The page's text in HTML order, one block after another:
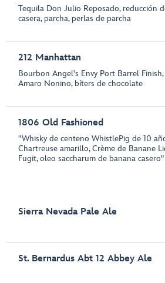
Tequila Don Julio Reposado, reducción
casera, parcha, perlas de parcha
212 Manhattan
Bourbon Angel's Envy Port Barrel
Amaro Nonino, bíters de chocolate
1806 Old Fashioned
"Whisky de centeno WhistlePig de 10
Chartreuse amarillo, Crème de Banane
Fugit, oleo saccharum de banana casero"
Sierra Nevada Pale Ale
St. Bernardus Abt 12 Abbey Ale